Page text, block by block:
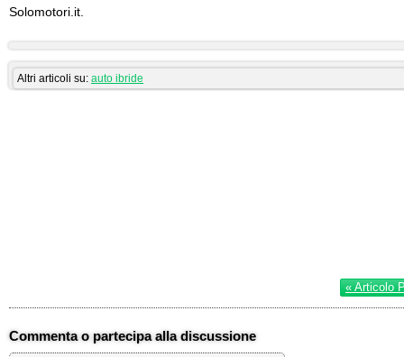
Solomotori.it.
Altri articoli su: auto ibride
« Articolo
Commenta o partecipa alla discussione